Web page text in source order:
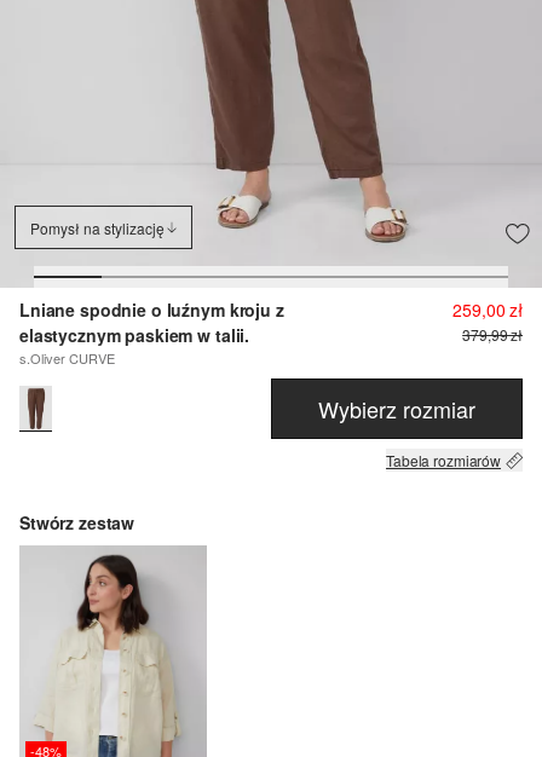
Pomysł na stylizację
Lniane spodnie o luźnym kroju z
elastycznym paskiem w talii.
s.Oliver CURVE
259,00 zł
379,99 zł
Wybierz rozmiar
Tabela rozmiarów
Stwórz zestaw
-48%